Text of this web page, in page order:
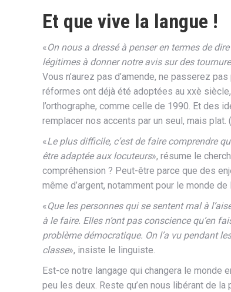
Et que vive la langue !
«On nous a dressé à penser en termes de
légitimes à donner notre avis sur des
Vous n’aurez pas d’amende, ne passerez
réformes ont déjà été adoptées au xxè
l’orthographe, comme celle de 1990. Et des
remplacer nos accents par un seul, mais plat.
«Le plus difficile, c’est de faire comprendre
être adaptée aux locuteurs», résume le
compréhension ? Peut-être parce que des
même d’argent, notamment pour le monde
«Que les personnes qui se sentent mal à
à le faire. Elles n’ont pas conscience qu’en
problème démocratique. On l’a vu pendant
classe», insiste le linguiste.
Est-ce notre langage qui changera le monde
peu les deux. Reste qu’en nous libérant de